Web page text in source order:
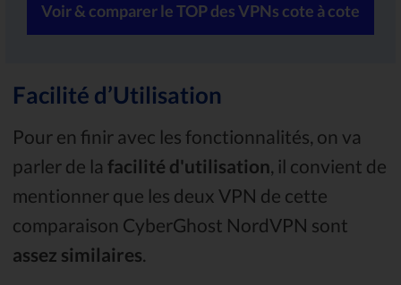
Voir & comparer le TOP des VPNs cote à cote
Facilité d’Utilisation
Pour en finir avec les fonctionnalités, on va
parler de la facilité d'utilisation, il convient de
mentionner que les deux VPN de cette
comparaison CyberGhost NordVPN sont
assez similaires.